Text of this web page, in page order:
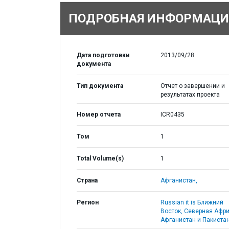
ПОДРОБНАЯ
Дата подготовки
документа
2013/09/28
Тип документа
Отчет о завершении и
результатах проекта
Номер отчета ICR0435
Том 1
Total Volume(s) 1
Страна Афганистан,
Регион
Russian it is Ближний
Восток, Северная
Афганистан и